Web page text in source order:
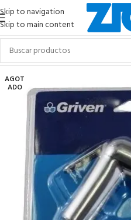
Skip to navigation
Skip to main content
AGOT
ADO